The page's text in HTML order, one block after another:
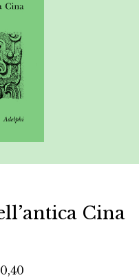
Cina